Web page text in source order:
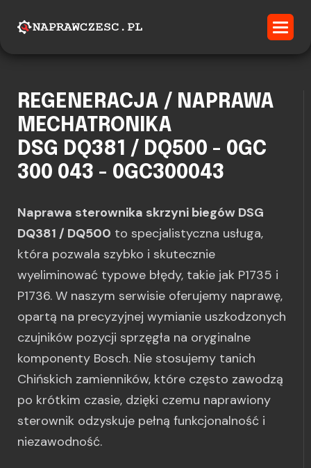
REGENERACJA / NAPRAWA
MECHATRONIKA
DSG DQ381 / DQ500 - 0GC
300 043 - 0GC300043
Naprawa sterownika skrzyni biegów DSG
DQ381 / DQ500 to specjalistyczna usługa,
która pozwala szybko i skutecznie
wyeliminować typowe błędy, takie jak P1735 i
P1736. W naszym serwisie oferujemy naprawę,
opartą na precyzyjnej wymianie uszkodzonych
czujników pozycji sprzęgła na oryginalne
komponenty Bosch. Nie stosujemy tanich
Chińskich zamienników, które często zawodzą
po krótkim czasie, dzięki czemu naprawiony
sterownik odzyskuje pełną funkcjonalność i
niezawodność.